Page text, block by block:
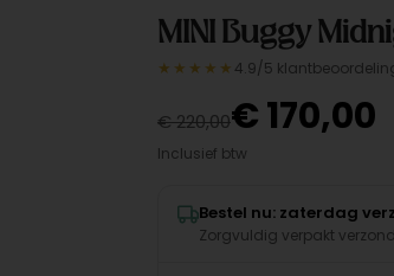
MINI Buggy
★★★★★ 4.9/5
€220,00€170,00
Inclusief btw
Bestel nu: zaterdag
Zorgvuldig verpakt